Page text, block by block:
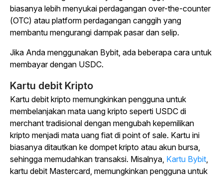
biasanya lebih menyukai perdagangan over-the-counter
(OTC) atau platform perdagangan canggih yang
membantu mengurangi dampak pasar dan selip.
Jika Anda menggunakan Bybit, ada beberapa cara untuk
membayar dengan USDC.
Kartu debit Kripto
Kartu debit kripto memungkinkan pengguna untuk
membelanjakan mata uang kripto seperti USDC di
merchant tradisional dengan mengubah kepemilikan
kripto menjadi mata uang fiat di point of sale. Kartu ini
biasanya ditautkan ke dompet kripto atau akun bursa,
sehingga memudahkan transaksi. Misalnya, Kartu Bybit,
kartu debit Mastercard, memungkinkan pengguna untuk